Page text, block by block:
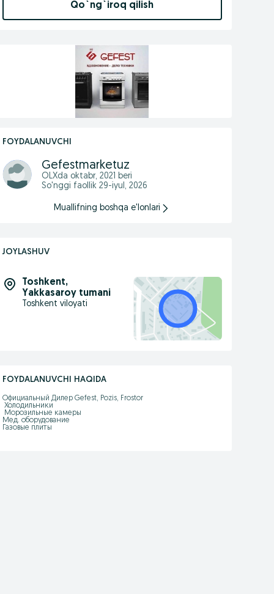
Qo`ng`iroq qilish
FOYDALANUVCHI
Gefestmarketuz
OLXda oktabr, 2021 beri
So'nggi faollik 29-iyul, 2026
Muallifning boshqa e'lonlari
JOYLASHUV
Toshkent,
Yakkasaroy tumani
Toshkent viloyati
FOYDALANUVCHI HAQIDA
Официальный Дилер Gefest, Pozis, Frostor
Мед. оборудование
Газовые плиты